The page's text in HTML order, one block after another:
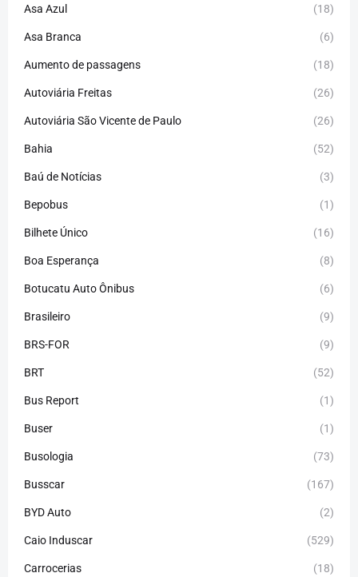
Asa Azul (18)
Asa Branca (6)
Aumento de passagens (18)
Autoviária Freitas (26)
Autoviária São Vicente de Paulo (26)
Bahia (52)
Baú de Notícias (3)
Bepobus (1)
Bilhete Único (16)
Boa Esperança (8)
Botucatu Auto Ônibus (6)
Brasileiro (9)
BRS-FOR (9)
BRT (52)
Bus Report (1)
Buser (1)
Busologia (73)
Busscar (167)
BYD Auto (2)
Caio Induscar (529)
Carrocerias (18)